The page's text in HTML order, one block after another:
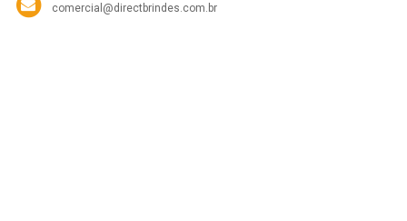
comercial@directbrindes.com.br